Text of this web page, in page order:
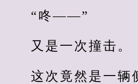
“咚——”
又是一次撞击。
这次竟然是一辆